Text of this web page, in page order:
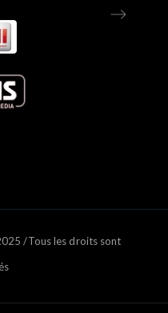
/Tous les droits sont